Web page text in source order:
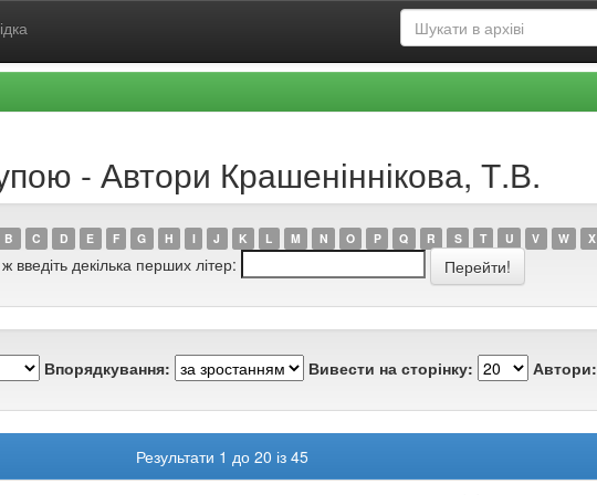
- Автори Крашеніннікова, Т.В.
B C D E F G H I J K L M N O P Q R S T U V W X
введіть декілька перших літер:
Впорядкування: Вивести на сторінку: Автори:
Результати 1 до 20 із 45